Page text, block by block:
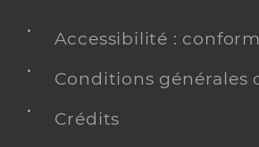
Accessibilité :
Conditions générales
Crédits